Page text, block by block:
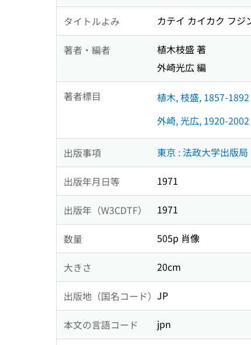
タイトルよみ カテイ カイカク フジ
著者・編者
植木枝盛 著
外崎光広 編
著者標目 植木, 枝盛, 1857-1892
外崎, 光広, 1920-2002
出版事項 東京 : 法政大学出版局
出版年月日等 1971
出版年（W3CDTF） 1971
数量 505p 肖像
大きさ 20cm
出版地（国名コード） JP
本文の言語コード jpn